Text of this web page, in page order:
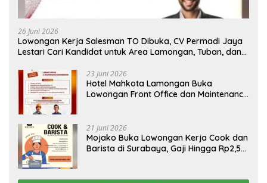
26 Juni 2026
Lowongan Kerja Salesman TO Dibuka, CV Permadi Jaya
Lestari Cari Kandidat untuk Area Lamongan, Tuban, dan
23 Juni 2026
Hotel Mahkota Lamongan Buka
Lowongan Front Office dan Maintenance
21 Juni 2026
Mojako Buka Lowongan Kerja Cook dan
Barista di Surabaya, Gaji Hingga Rp2,5